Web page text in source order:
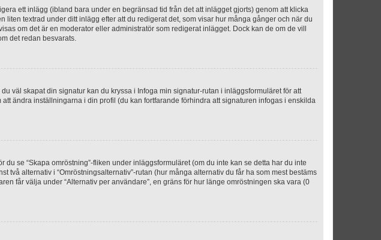
ett inlägg (ibland bara under en begränsad tid från det att inlägget gjorts) genom att klicka
textrad under ditt inlägg efter att du redigerat det, som visar hur många gånger och när du
om det är en moderator eller administratör som redigerat inlägget. Dock kan de om de vill
det redan besvarats.
väl skapat din signatur kan du kryssa i Infoga min signatur-rutan i inläggsformuläret för att
ändra inställningarna i din profil (du kan fortfarande förhindra att signaturen infogas i enskilda
se “Skapa omröstning”-fliken under inläggsformuläret (om du inte kan se detta har du inte
två alternativ i “Omröstningsalternativ”-rutan (hur många alternativ du får ha som mest bestäms
får välja under “Alternativ per användare”, en gräns för hur länge omröstningen ska vara (0